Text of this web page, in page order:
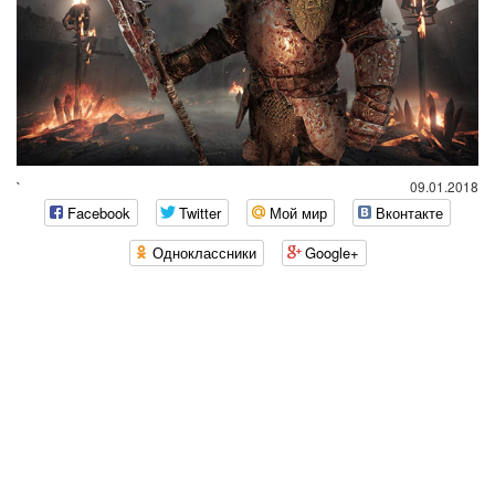
09.01.2018
`
Facebook Twitter Мой мир
Вконтакте
Одноклассники
Google+